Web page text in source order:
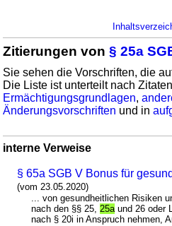
Zitierungen von§ 25a
Sie sehen die Vorschriften, die
Die Liste ist unterteilt nach
Ermächtigungsgrundlagen,
Änderungsvorschriften und in
interne Verweise
§ 65a SGB V Bonus für
(vom 23.05.2020)
... von gesundheitlichen Risiken
nach den §§ 25,25aund 26 oder
nach § 20i in Anspruch nehmen,